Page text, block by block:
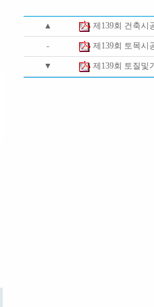
▲ 제139회 건축시
- 제139회 토목시
▼ 제139회 토질및